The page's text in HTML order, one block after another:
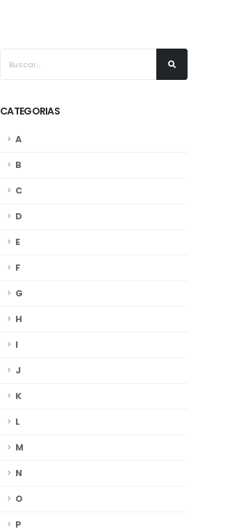
CATEGORIAS
A
B
C
D
E
F
G
H
I
J
K
L
M
N
O
P